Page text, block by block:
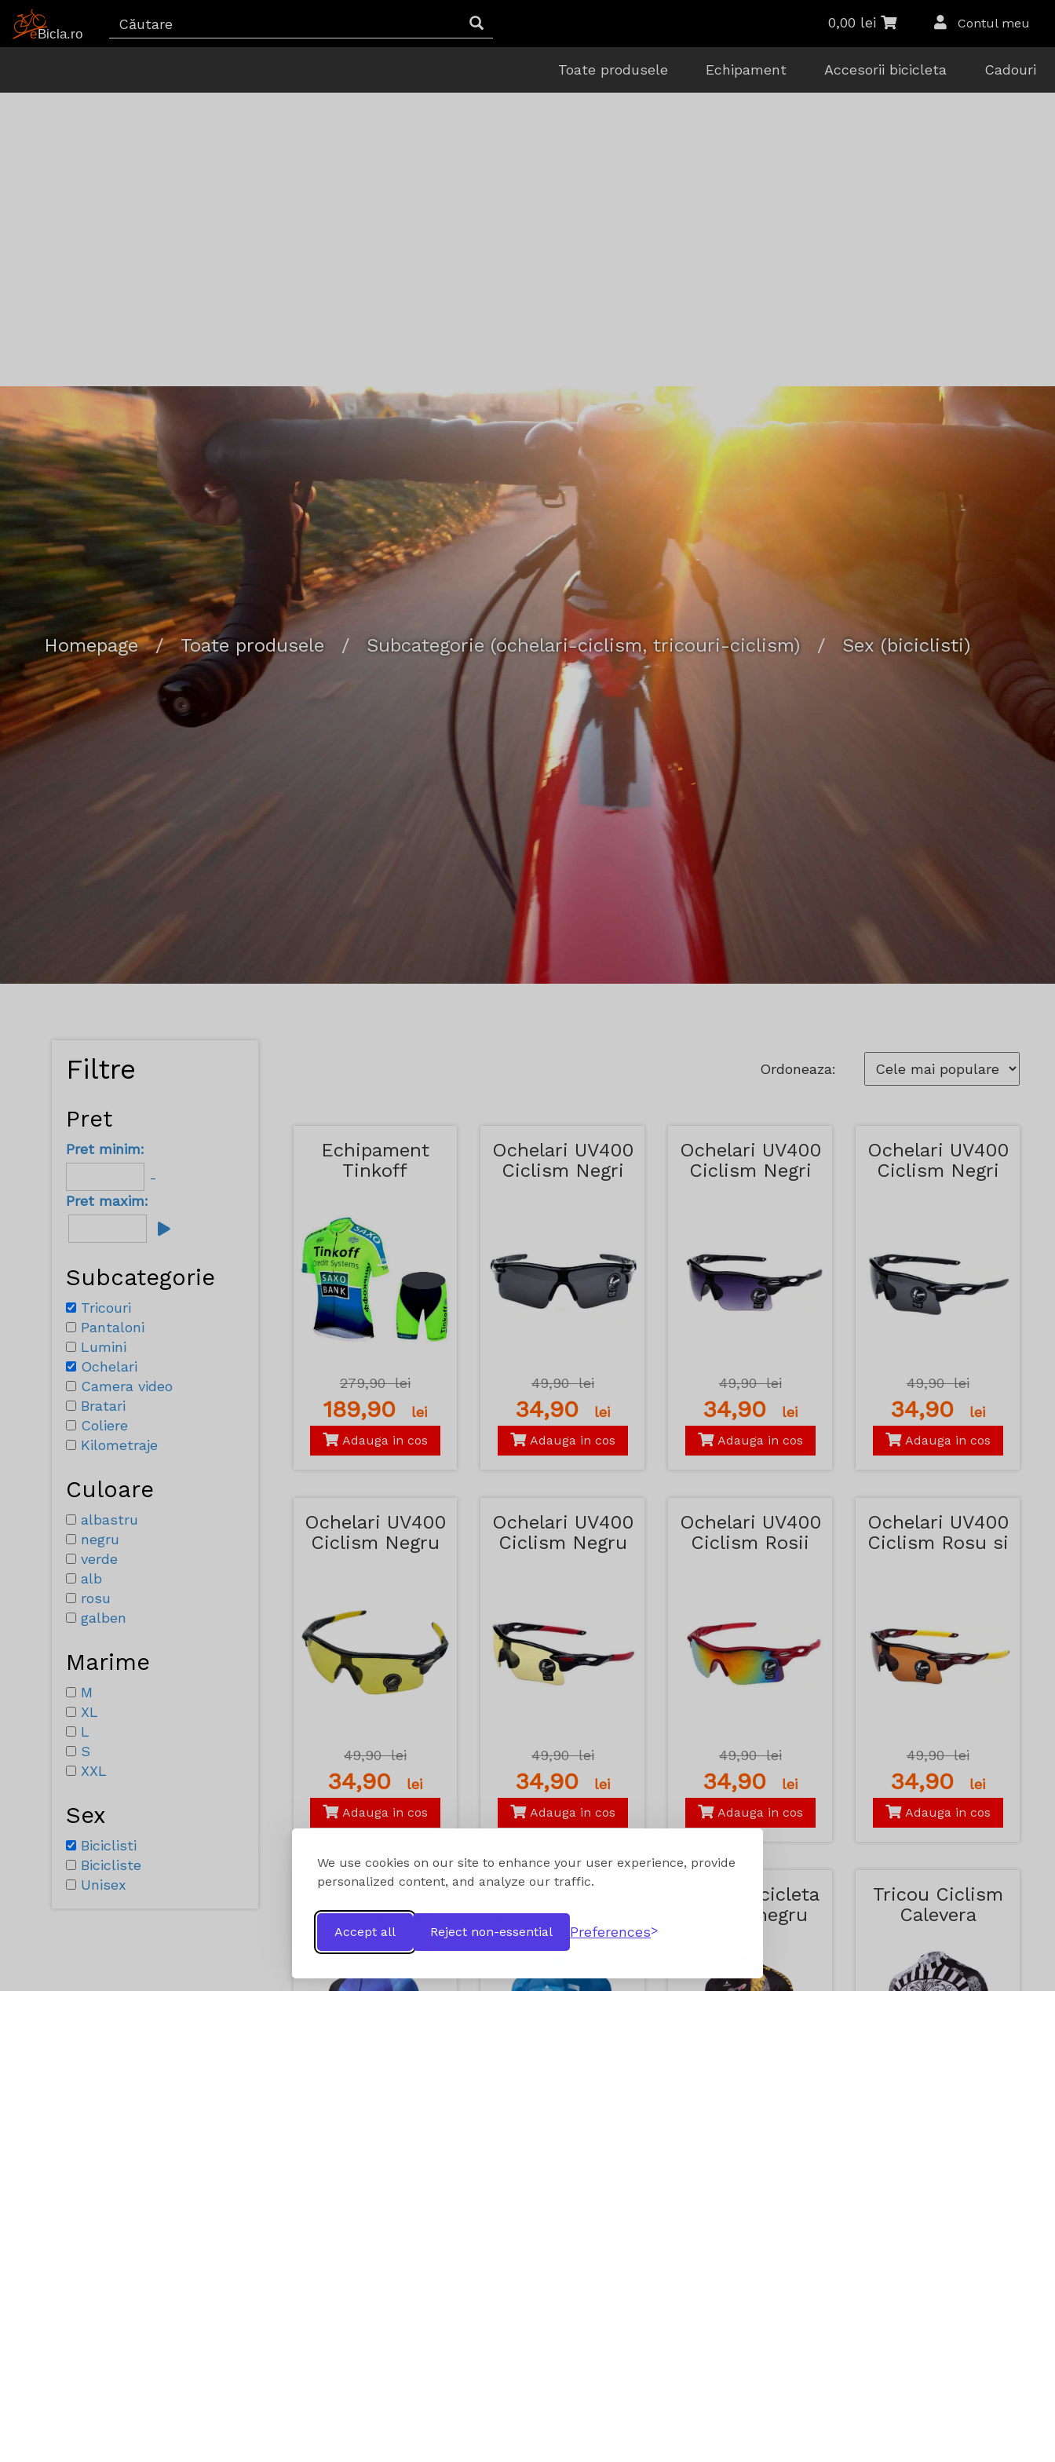
We use cookies on our site to enhance your user experience, provide
personalized content, and analyze our traffic.
Accept all Reject non-essential Preferences
0,00 lei Contul meu
Toate produsele Echipament Accesorii bicicleta Cadouri
Homepage / Toate produsele / Subcategorie (ochelari-ciclism, tricouri-ciclism) / Sex (biciclisti)
Filtre
Pret
Pret minim:
-
Pret maxim:
Subcategorie
Tricouri
Pantaloni
Lumini
Ochelari
Camera video
Bratari
Coliere
Kilometraje
Culoare
albastru
negru
verde
alb
rosu
galben
Marime
M
XL
L
S
XXL
Sex
Biciclisti
Bicicliste
Unisex
Ordoneaza:
Echipament
Tinkoff
279,90lei
189,90 lei
Adauga in cos
Ochelari UV400
Ciclism Negri
49,90lei
34,90 lei
Adauga in cos
Ochelari UV400
Ciclism Negri
49,90lei
34,90 lei
Adauga in cos
Ochelari UV400
Ciclism Negri
49,90lei
34,90 lei
Adauga in cos
Ochelari UV400
Ciclism Negru
49,90lei
34,90 lei
Adauga in cos
Ochelari UV400
Ciclism Negru
49,90lei
34,90 lei
Adauga in cos
Ochelari UV400
Ciclism Rosii
49,90lei
34,90 lei
Adauga in cos
Ochelari UV400
Ciclism Rosu si
49,90lei
34,90 lei
Adauga in cos
Tricou bicicleta
Miloto albastru
Tricou bicicleta
Miloto albastru
deschis
Tricou bicicleta
Miloto negru
Tricou Ciclism
Calevera